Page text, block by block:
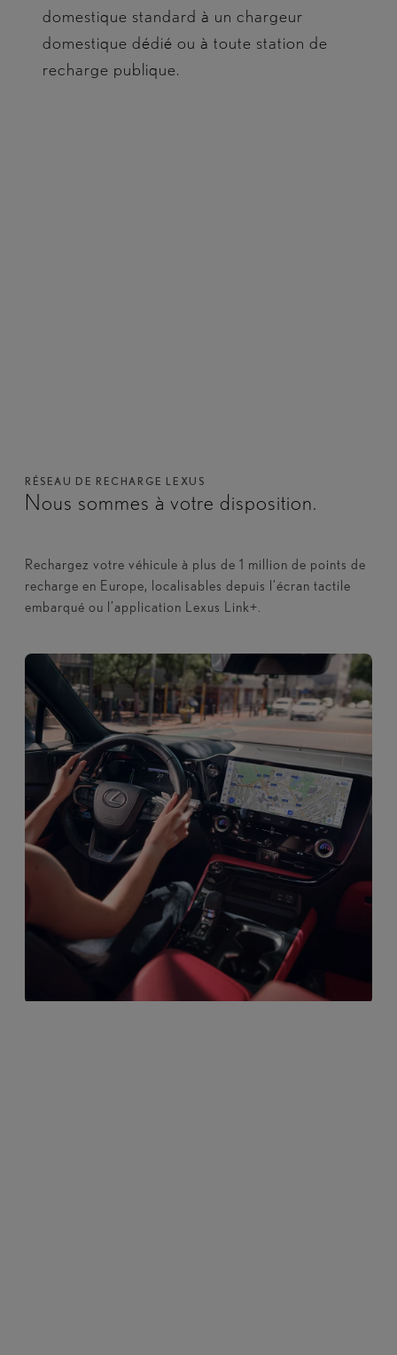
domestique standard à un chargeur
domestique dédié ou à toute station de
recharge publique.
RÉSEAU DE RECHARGE LEXUS
Nous sommes à votre disposition.
Rechargez votre véhicule à plus de 1 million de points de
recharge en Europe, localisables depuis l’écran tactile
embarqué ou l’application Lexus Link+.